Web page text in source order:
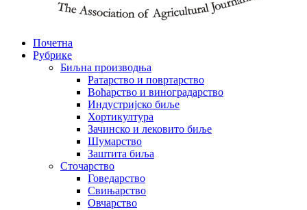
Почетна
Рубрике
Биљна производња
Ратарство и повртарство
Воћарство и виноградарство
Индустријско биље
Хортикултура
Зачинско и лековито биље
Шумарство
Заштита биља
Сточарство
Говедарство
Свињарство
Овчарство